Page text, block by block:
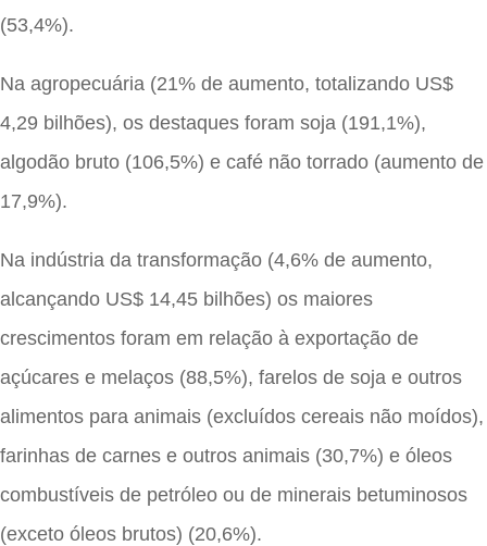
(53,4%).
Na agropecuária (21% de aumento, totalizando US$
4,29 bilhões), os destaques foram soja (191,1%),
algodão bruto (106,5%) e café não torrado (aumento de
17,9%).
Na indústria da transformação (4,6% de aumento,
alcançando US$ 14,45 bilhões) os maiores
crescimentos foram em relação à exportação de
açúcares e melaços (88,5%), farelos de soja e outros
alimentos para animais (excluídos cereais não moídos),
farinhas de carnes e outros animais (30,7%) e óleos
combustíveis de petróleo ou de minerais betuminosos
(exceto óleos brutos) (20,6%).